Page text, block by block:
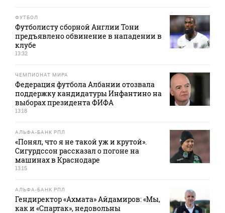
ФУТБОЛ
Футболисту сборной Англии Тони
предъявлено обвинение в нападении в
клубе
13:32
ЧЕМПИОНАТ МИРА
Федерация футбола Албании отозвала
поддержку кандидатуры Инфантино на
выборах президента ФИФА
13:18
АЛЬФА-БАНК РПЛ
«Понял, что я не такой уж и крутой».
Сигурдссон рассказал о погоне на
машинах в Краснодаре
13:15
АЛЬФА-БАНК РПЛ
Гендиректор «Ахмата» Айдамиров: «Мы,
как и «Спартак», недовольны